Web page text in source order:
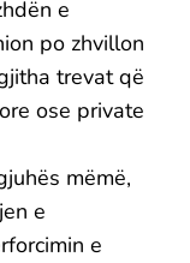
e
po zhvillon
trevat që
ose private
mëmë,
e
e